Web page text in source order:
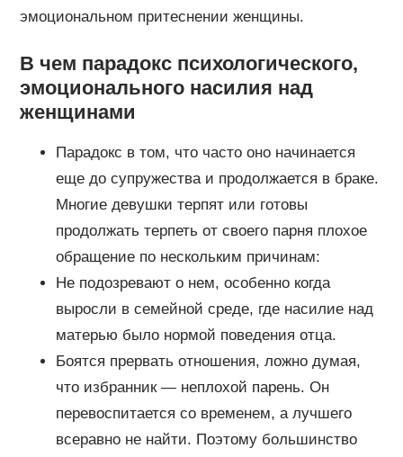
эмоциональном притеснении женщины.
В чем парадокс психологического,
эмоционального насилия над
женщинами
Парадокс в том, что часто оно начинается
еще до супружества и продолжается в браке.
Многие девушки терпят или готовы
продолжать терпеть от своего парня плохое
обращение по нескольким причинам:
Не подозревают о нем, особенно когда
выросли в семейной среде, где насилие над
матерью было нормой поведения отца.
Боятся прервать отношения, ложно думая,
что избранник — неплохой парень. Он
перевоспитается со временем, а лучшего
всеравно не найти. Поэтому большинство